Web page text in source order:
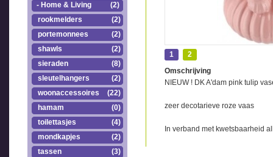
- Home & Living
(2)
rookmelders
(2)
portemonnees
(2)
shawls
(2)
sieraden
(8)
sleutelhangers
(2)
woonaccessoires
(22)
hamam
(0)
toilettasjes
(4)
mondkapjes
(2)
tassen
(3)
1
2
Omschrijving
NIEUW ! DK A'dam pink tulip
zeer decotarieve roze vaas
In verband met kwetsbaarheid